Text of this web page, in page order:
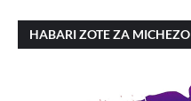
HABARI ZOTE ZA MICHEZO